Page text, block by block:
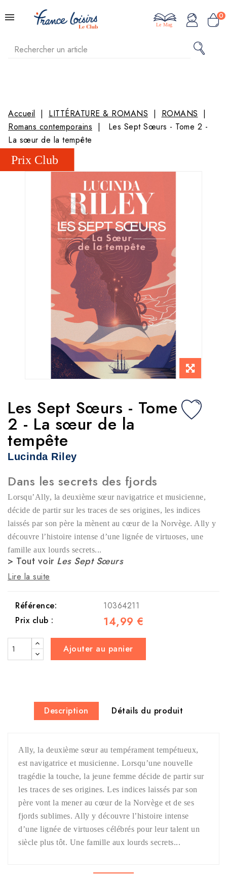
0
Le Mag
Accueil LITTÉRATURE & ROMANS
ROMANS
Romans contemporains
Les Sept Sœurs - Tome 2 -
La sœur de la tempête
Les Sept Sœurs - Tome
2 - La sœur de la
tempête
Lucinda Riley
Dans les secrets des fjords
Lorsqu’Ally, la deuxième sœur navigatrice et musicienne,
décide de partir sur les traces de ses origines, les indices
laissés par son père la mènent au cœur de la Norvège. Ally y
découvre l’histoire intense d’une lignée de virtuoses, une
famille aux lourds secrets...
> Tout voir Les Sept Sœurs
Lire la suite
Référence:
10364211
Prix club :
14,99 €
Ajouter au panier
Description Détails du produit
Ally, la deuxième sœur au tempérament tempétueux,
est navigatrice et musicienne. Lorsqu’une nouvelle
tragédie la touche, la jeune femme décide de partir sur
les traces de ses origines. Les indices laissés par son
père vont la mener au cœur de la Norvège et de ses
fjords sublimes. Ally y découvre l’histoire intense
d’une lignée de virtuoses célébrés pour leur talent un
siècle plus tôt. Une famille aux lourds secrets...